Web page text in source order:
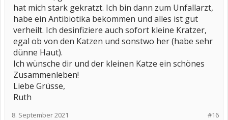
hat mich stark gekratzt. Ich bin dann zum Unfallarzt,
habe ein Antibiotika bekommen und alles ist gut
verheilt. Ich desinfiziere auch sofort kleine Kratzer,
egal ob von den Katzen und sonstwo her (habe sehr
dünne Haut).
Ich wünsche dir und der kleinen Katze ein schönes
Zusammenleben!
Liebe Grüsse,
Ruth
#16
8. September 2021